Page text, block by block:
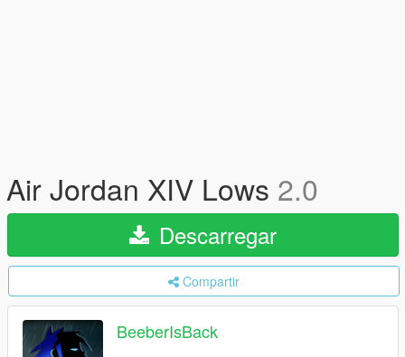
Air Jordan XIV Lows 2.0
Descarregar
Compartir
BeeberIsBack